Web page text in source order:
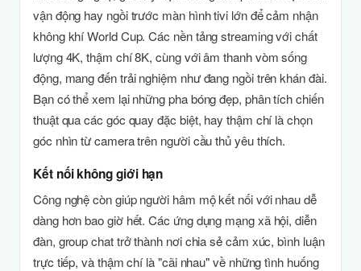
vận động hay ngồi trước màn hình tivi lớn để cảm nhận
không khí World Cup. Các nền tảng streaming với chất
lượng 4K, thậm chí 8K, cùng với âm thanh vòm sống
động, mang đến trải nghiệm như đang ngồi trên khán đài.
Bạn có thể xem lại những pha bóng đẹp, phân tích chiến
thuật qua các góc quay đặc biệt, hay thậm chí là chọn
góc nhìn từ camera trên người cầu thủ yêu thích.
Kết nối không giới hạn
Công nghệ còn giúp người hâm mộ kết nối với nhau dễ
dàng hơn bao giờ hết. Các ứng dụng mạng xã hội, diễn
đàn, group chat trở thành nơi chia sẻ cảm xúc, bình luận
trực tiếp, và thậm chí là "cãi nhau" về những tình huống